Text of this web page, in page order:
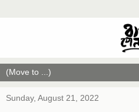
Sunday, August 21, 2022